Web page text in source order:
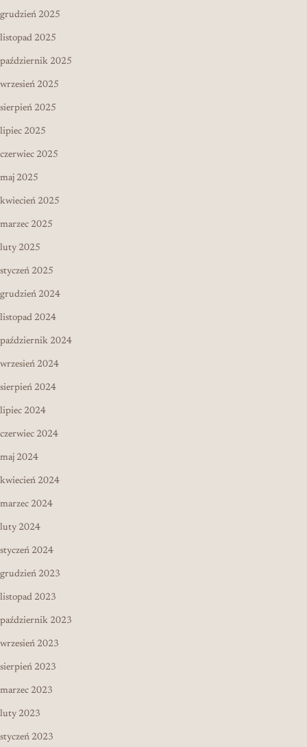
grudzień 2025
listopad 2025
październik 2025
wrzesień 2025
sierpień 2025
lipiec 2025
czerwiec 2025
maj 2025
kwiecień 2025
marzec 2025
luty 2025
styczeń 2025
grudzień 2024
listopad 2024
październik 2024
wrzesień 2024
sierpień 2024
lipiec 2024
czerwiec 2024
maj 2024
kwiecień 2024
marzec 2024
luty 2024
styczeń 2024
grudzień 2023
listopad 2023
październik 2023
wrzesień 2023
sierpień 2023
marzec 2023
luty 2023
styczeń 2023